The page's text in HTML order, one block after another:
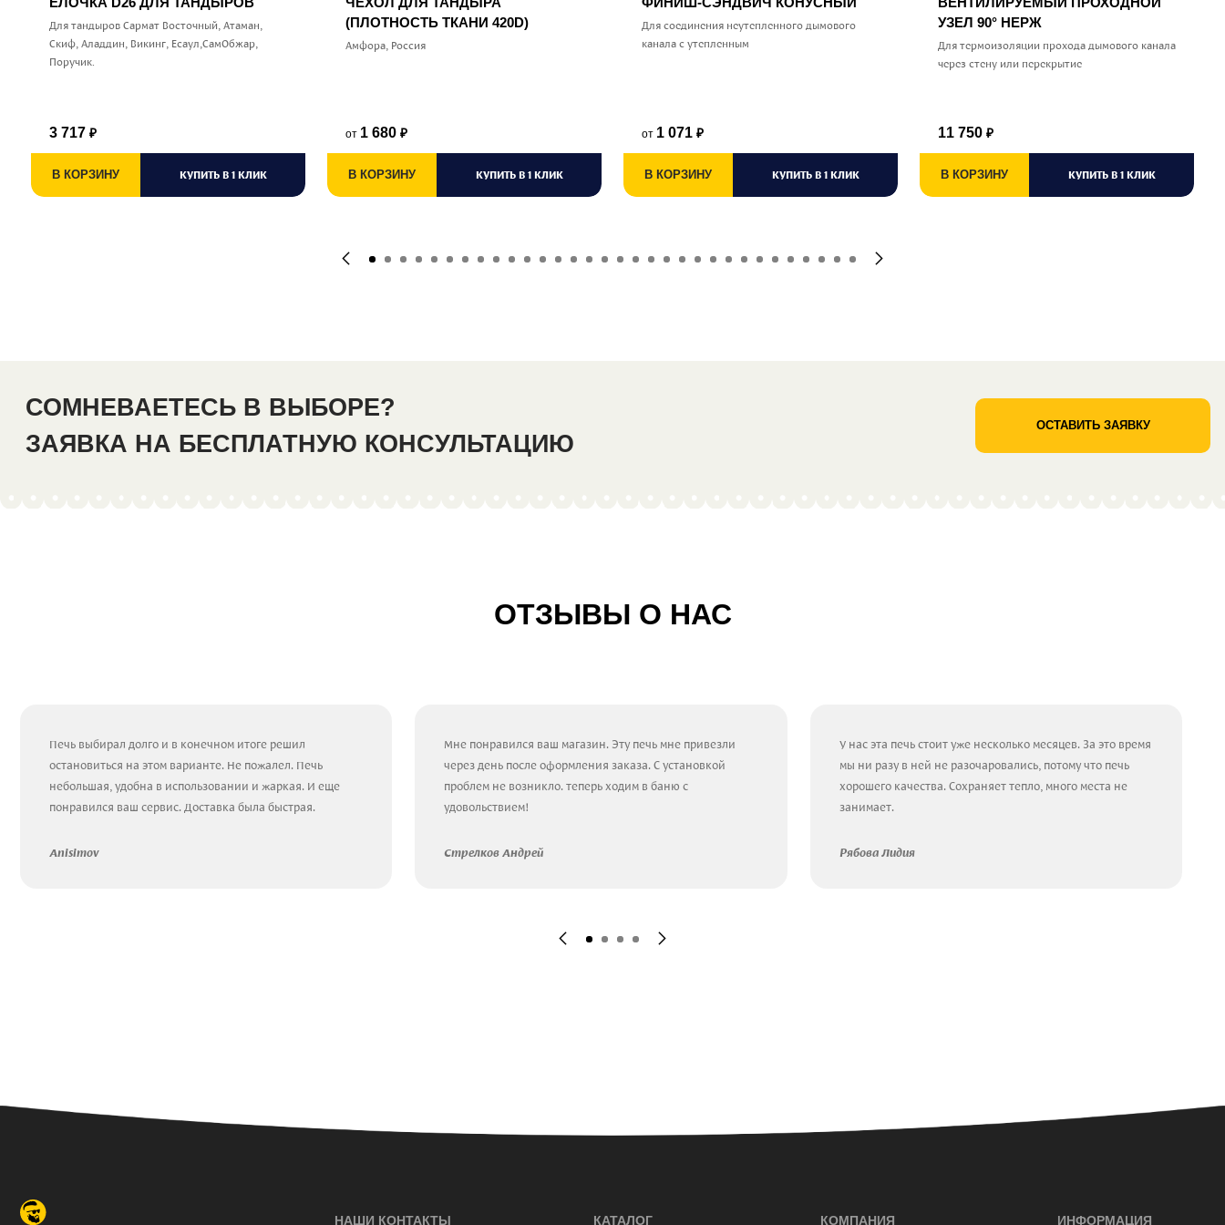
Для тандыров Сармат Восточный, Атаман,
Скиф, Аладдин, Викинг, Есаул,СамОбжар,
Поручик.
3 717 ₽
В КОРЗИНУ КУПИТЬ В 1 КЛИК
(ПЛОТНОСТЬ ТКАНИ 420D)
Амфора, Россия
от 1 680 ₽
В КОРЗИНУ КУПИТЬ В 1 КЛИК
Для соединения неутепленного дымового
канала с утепленным
от 1 071 ₽
В КОРЗИНУ КУПИТЬ В 1 КЛИК
УЗЕЛ 90° НЕРЖ
Для термоизоляции прохода дымового канала
через стену или перекрытие
11 750 ₽
В КОРЗИНУ КУПИТЬ В 1 КЛИК
СОМНЕВАЕТЕСЬ В ВЫБОРЕ?
ЗАЯВКА НА БЕСПЛАТНУЮ КОНСУЛЬТАЦИЮ
ОСТАВИТЬ ЗАЯВКУ
ОТЗЫВЫ О НАС
Печь выбирал долго и в конечном итоге решил
остановиться на этом варианте. Не пожалел. Печь
небольшая, удобна в использовании и жаркая. И еще
понравился ваш сервис. Доставка была быстрая.
Anisimov
Мне понравился ваш магазин. Эту печь мне привезли
через день после оформления заказа. С установкой
проблем не возникло. теперь ходим в баню с
удовольствием!
Стрелков Андрей
У нас эта печь стоит уже несколько месяцев. За это время
мы ни разу в ней не разочаровались, потому что печь
хорошего качества. Сохраняет тепло, много места не
занимает.
Рябова Лидия
НАШИ КОНТАКТЫ КАТАЛОГ КОМПАНИЯ ИНФОРМАЦИЯ